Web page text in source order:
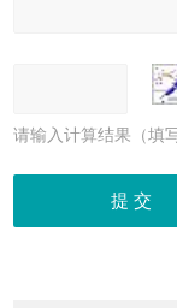
请输入计算结果（填